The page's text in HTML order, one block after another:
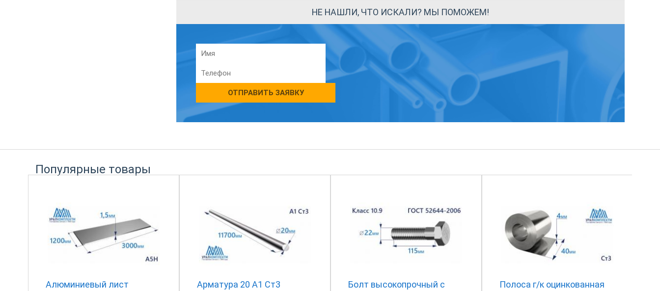
НЕ НАШЛИ, ЧТО ИСКАЛИ? МЫ ПОМОЖЕМ!
ОТПРАВИТЬ ЗАЯВКУ
Популярные товары
Алюминиевый лист
Арматура 20 А1 Ст3
Болт высокопрочный с
Полоса г/к оцинкованная